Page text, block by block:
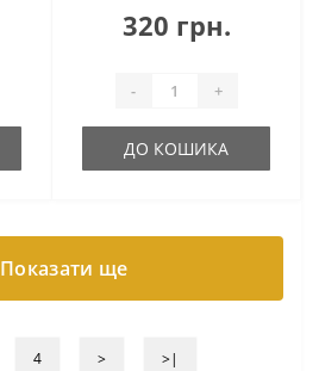
320 грн.
- +
ДО КОШИКА
Показати ще
4 > >|